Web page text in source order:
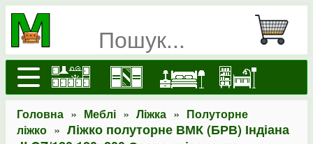
Головна » Меблі » Ліжка » Полуторне
ліжко » Ліжко полуторне ВМК (БРВ) Індіана